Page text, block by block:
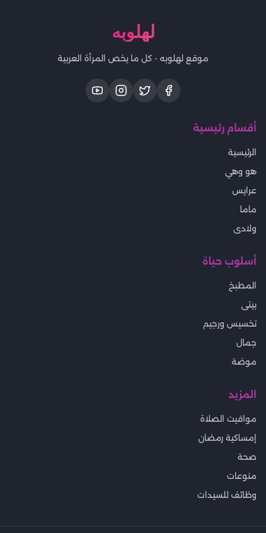
لهلوبه
موقع لهلوبه - كل ما يخص المرأة العربية
أقسام رئيسية
الرئيسية
هو وهي
عرايس
ماما
ولادى
أسلوب حياة
المطبخ
بيتى
تخسيس ورجيم
جمال
موضة
المزيد
مواقيت الصلاة
إمساكية رمضان
صحة
منوعات
وظائف للسيدات